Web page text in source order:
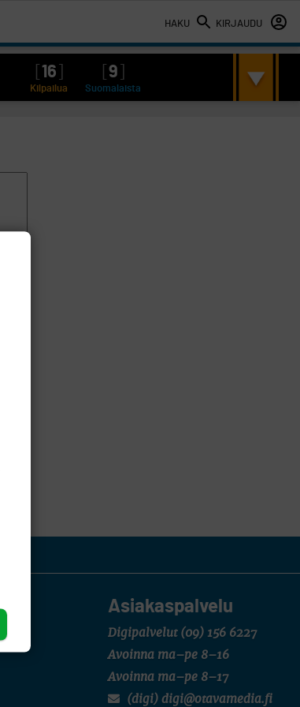
HAKU KIRJAUDU
16 9
Kilpailua Suomalaista
Asiakaspalvelu
Digipalvelut (09) 156 6227
Avoinna ma–pe 8–16
Avoinna ma–pe 8–17
(digi) digi@otavamedia.fi